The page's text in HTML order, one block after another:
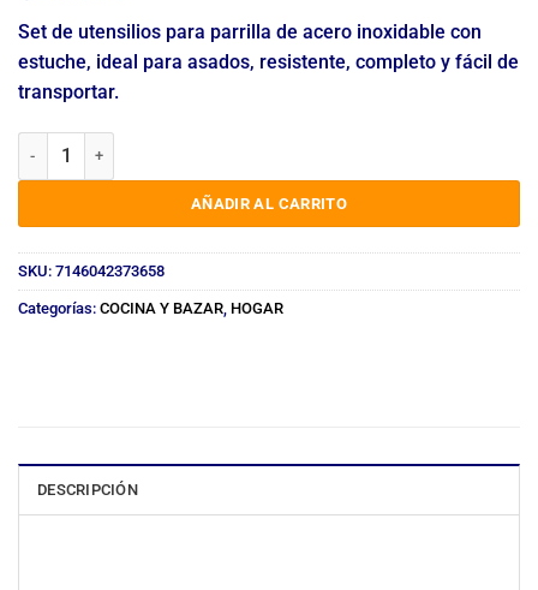
Set de utensilios para parrilla de acero inoxidable con
estuche, ideal para asados, resistente, completo y fácil de
transportar.
KIT ASADOR 16 PIEZAS ACERO EN ESTUCHE 0206 cantidad
AÑADIR AL CARRITO
SKU: 7146042373658
Categorías: COCINA Y BAZAR, HOGAR
DESCRIPCIÓN